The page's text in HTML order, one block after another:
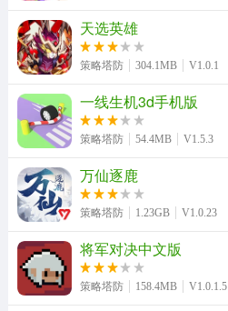
天选英雄
策略塔防 304.1MB V1.0.1
一线生机3d手机版
策略塔防 54.4MB V1.5.3
万仙逐鹿
策略塔防 1.23GB V1.0.23
将军对决中文版
策略塔防 158.4MB V1.0.1.5